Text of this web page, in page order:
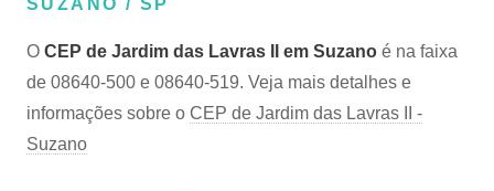
SUZANO / SP
O CEP de Jardim das Lavras II em Suzano é na faixa
de 08640-500 e 08640-519. Veja mais detalhes e
informações sobre o CEP de Jardim das Lavras II -
Suzano